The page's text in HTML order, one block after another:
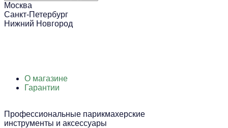
Москва
Санкт-Петербург
Нижний Новгород
О магазине
Гарантии
Профессиональные парикмахерские
инструменты и аксессуары